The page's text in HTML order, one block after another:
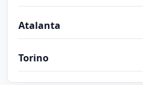
Atalanta
Torino